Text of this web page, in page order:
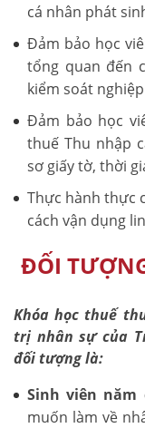
cá nhân phát
Đảm bảo học
tổng quan đến
kiểm soát
Đảm bảo học
thuế Thu nhập
sơ giấy tờ, thời
Thực hành thực
cách vận dụng
ĐỐI
Khóa học thuế
trị nhân sự của
đối tượng là:
Sinh viên năm
muốn làm về